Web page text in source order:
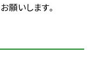
願いします。